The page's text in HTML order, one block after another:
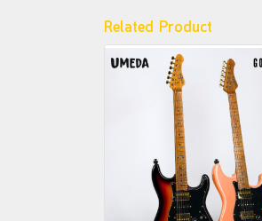
Related Product